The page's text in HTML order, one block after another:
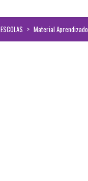
ESCOLAS > Material Aprendizado